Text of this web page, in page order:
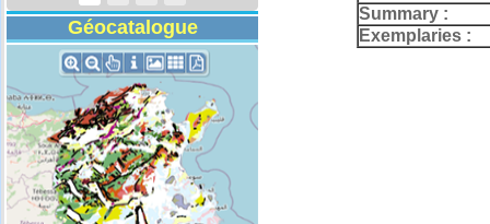
Géocatalogue
Summary :
Exemplaries :